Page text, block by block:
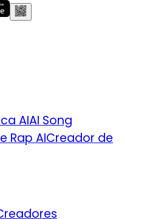
AIAI Song
Rap AICreador de